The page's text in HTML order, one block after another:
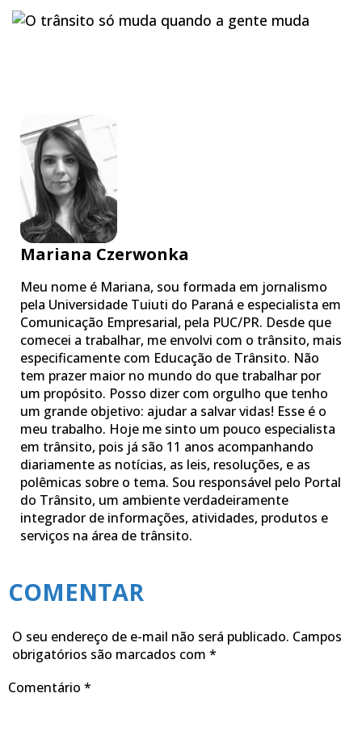
Mariana Czerwonka
Meu nome é Mariana, sou formada em jornalismo
pela Universidade Tuiuti do Paraná e especialista em
Comunicação Empresarial, pela PUC/PR. Desde que
comecei a trabalhar, me envolvi com o trânsito, mais
especificamente com Educação de Trânsito. Não
tem prazer maior no mundo do que trabalhar por
um propósito. Posso dizer com orgulho que tenho
um grande objetivo: ajudar a salvar vidas! Esse é o
meu trabalho. Hoje me sinto um pouco especialista
em trânsito, pois já são 11 anos acompanhando
diariamente as notícias, as leis, resoluções, e as
polêmicas sobre o tema. Sou responsável pelo Portal
do Trânsito, um ambiente verdadeiramente
integrador de informações, atividades, produtos e
serviços na área de trânsito.
COMENTAR
O seu endereço de e-mail não será publicado. Campos
obrigatórios são marcados com *
Comentário *